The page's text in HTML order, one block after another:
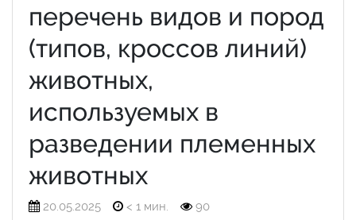
перечень видов и пород
(типов, кроссов линий)
животных,
используемых в
разведении племенных
животных
20.05.2025 < 1 мин. 90